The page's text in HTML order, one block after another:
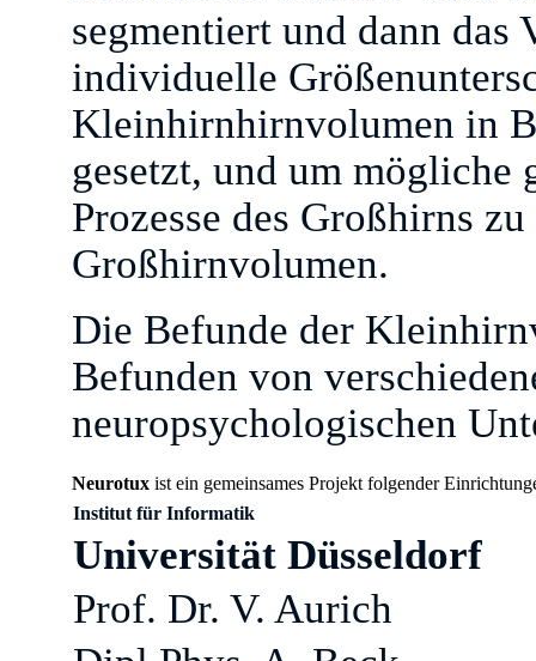
segmentiert und dann das
individuelle
Kleinhirnhirnvolumen in
gesetzt, und um
Prozesse des Großhirns
Großhirnvolumen.
Die Befunde der
Befunden von
neuropsychologischen
Neurotuxist ein gemeinsames Projekt folgender
Institut für Informatik
Universität Düsseldorf
Prof. Dr. V. Aurich